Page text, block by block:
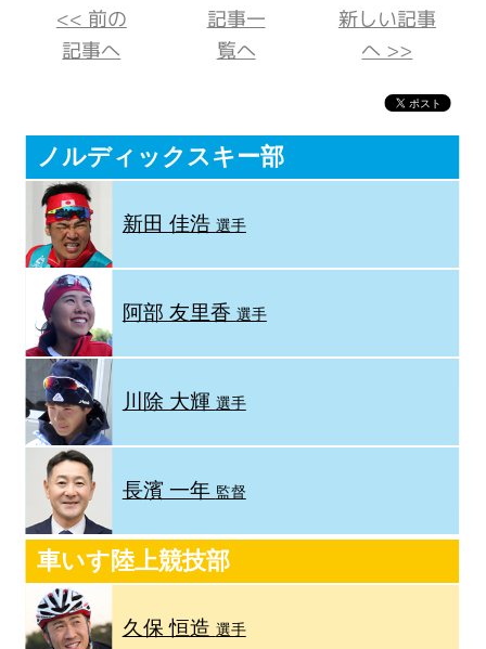
<< 前の
記事へ
記事一
覧へ
新しい記事
へ >>
ノルディックスキー部
新田 佳浩 選手
阿部 友里香 選手
川除 大輝 選手
長濱 一年 監督
車いす陸上競技部
久保 恒造 選手